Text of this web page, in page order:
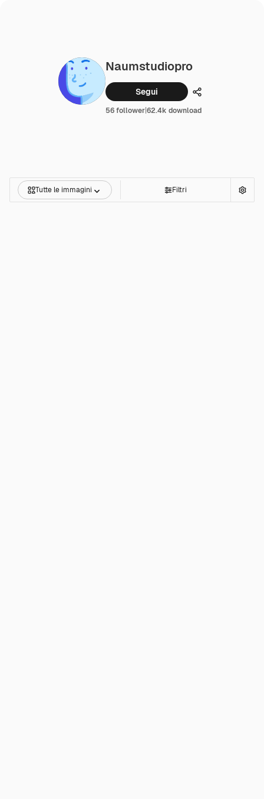
Naumstudiopro
Segui Condividi
56 follower|62.4k download
Tutte le immagini Filtri